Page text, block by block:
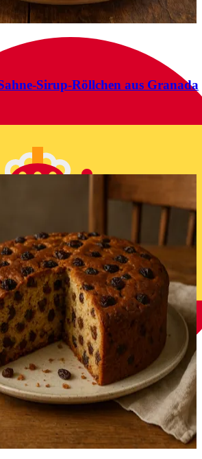
Sirup-Röllchen aus Granada